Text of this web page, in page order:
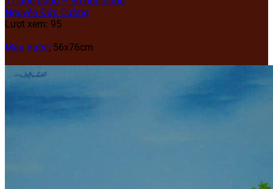
Nguyễn Đức Cường
Lượt xem: 95
Màu nước, 56x76cm